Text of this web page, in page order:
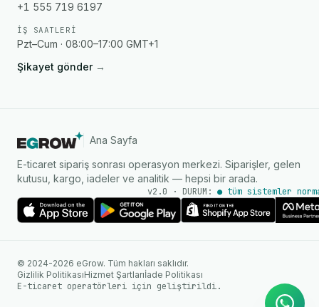
+1 555 719 6197
İŞ SAATLERI
Pzt–Cum · 08:00–17:00 GMT+1
Şikayet gönder →
Ana Sayfa
E-ticaret sipariş sonrası operasyon merkezi. Siparişler, gelen
kutusu, kargo, iadeler ve analitik — hepsi bir arada.
v2.0 · DURUM: ● tüm sistemler
© 2024-2026 eGrow. Tüm hakları saklıdır.
Gizlilik PolitikasıHizmet Şartlarıİade Politikası
E-ticaret operatörleri için geliştirildi.
yanıtlar